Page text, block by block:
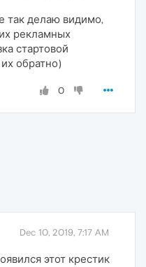
так делаю видимо,
рекламных
стартовой
обратно)
0
Dec 10, 2019, 7:17 AM
этот крестик